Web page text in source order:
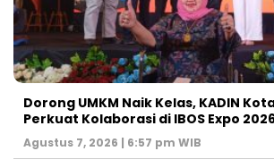
Dorong UMKM Naik Kelas, KADIN
Perkuat Kolaborasi di IBOS Expo
Agustus 7, 2026 | 6:57 pm WIB